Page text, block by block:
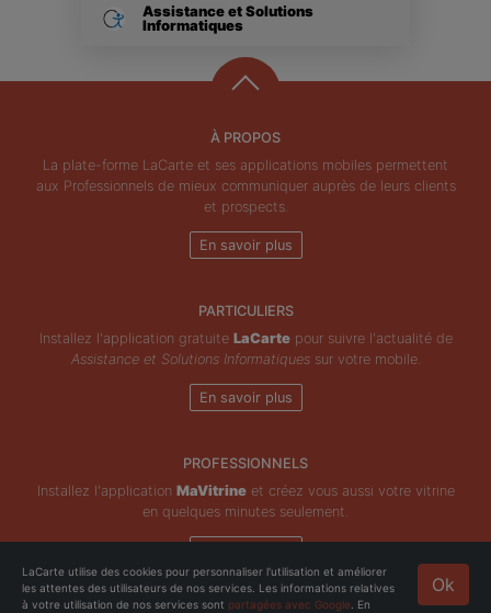
Assistance et Solutions
Informatiques
À PROPOS
La plate-forme LaCarte et ses applications mobiles permettent
aux Professionnels de mieux communiquer auprès de leurs clients
et prospects.
En savoir plus
PARTICULIERS
Installez l'application gratuite LaCartepour suivre l'actualité de
Assistance et Solutions Informatiquessur votre mobile.
En savoir plus
PROFESSIONNELS
Installez l'application MaVitrineet créez vous aussi votre vitrine
en quelques minutes seulement.
Copyright © ZeMAP 2026 - Tous droits réservés. Ok
LaCarte utilise des cookies pour personnaliser l'utilisation et améliorer
les attentes des utilisateurs de nos services. Les informations relatives
à votre utilisation de nos services sont partagées avec Google . En